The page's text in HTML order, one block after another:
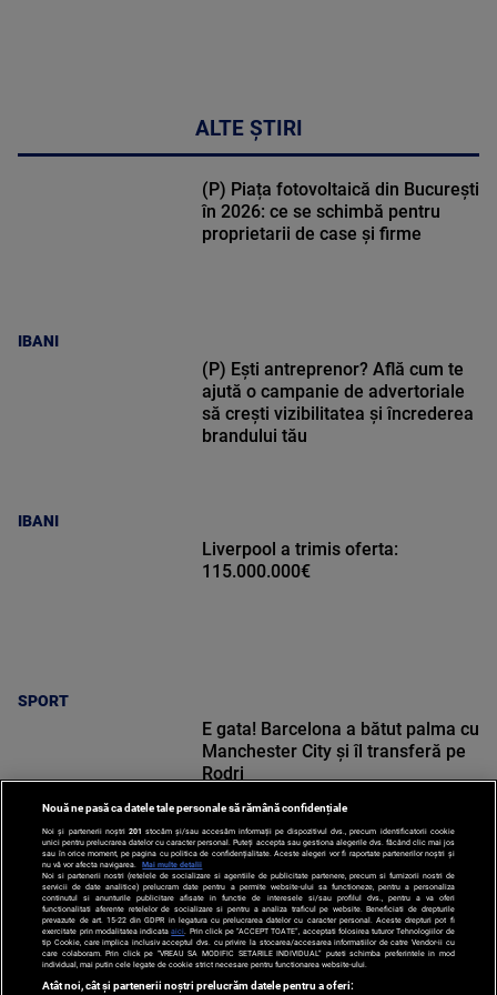
ALTE ȘTIRI
IBANI
(P) Piața fotovoltaică din București
în 2026: ce se schimbă pentru
proprietarii de case și firme
IBANI
(P) Ești antreprenor? Află cum te
ajută o campanie de advertoriale
să crești vizibilitatea și încrederea
brandului tău
SPORT
Liverpool a trimis oferta:
115.000.000€
SPORT
E gata! Barcelona a bătut palma cu
Manchester City și îl transferă pe
Rodri
Nouă ne pasă ca datele tale personale să rămână confidențiale
Noi și partenerii noștri 201 stocăm și/sau accesăm informații pe dispozitivul dvs., precum identificatorii cookie
unici pentru prelucrarea datelor cu caracter personal. Puteți accepta sau gestiona alegerile dvs. făcând clic mai jos
sau în orice moment, pe pagina cu politica de confidențialitate. Aceste alegeri vor fi raportate partenerilor noștri și
nu vă vor afecta navigarea.
Mai multe detalii
Noi si partenerii nostri (retelele de socializare si agentiile de publicitate partenere, precum si furnizorii nostri de
servicii de date analitice) prelucram date pentru a permite website-ului sa functioneze, pentru a personaliza
continutul si anunturile publicitare afisate in functie de interesele si/sau profilul dvs., pentru a va oferi
functionalitati aferente retelelor de socializare si pentru a analiza traficul pe website. Beneficiati de drepturile
prevazute de art. 15-22 din GDPR in legatura cu prelucrarea datelor cu caracter personal. Aceste drepturi pot fi
exercitate prin modalitatea indicataaici . Prin click pe “ACCEPT TOATE”, acceptati folosirea tuturor Tehnologiilor de
tip Cookie, care implica inclusiv acceptul dvs. cu privire la stocarea/accesarea informatiilor de catre Vendor-ii cu
care colaboram. Prin click pe “VREAU SA MODIFIC SETARILE INDIVIDUAL” puteti schimba preferintele in mod
individual, mai putin cele legate de cookie strict necesare pentru functionarea website-ului.
Atât noi, cât și partenerii noștri prelucrăm datele pentru a oferi: